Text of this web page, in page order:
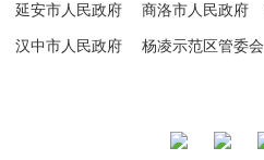
延安市人民政府 商洛市人民政府
汉中市人民政府 杨凌示范区管委会